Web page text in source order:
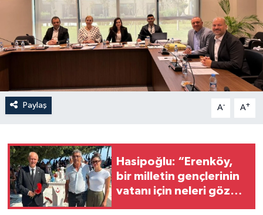
Paylaş A- A+
Hasipoğlu: “Erenköy,
bir milletin gençlerinin
vatanı için neleri göze